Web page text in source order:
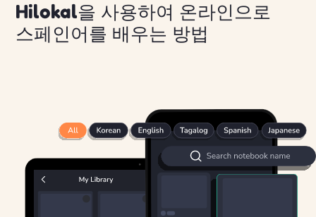
Hilokal을 사용하여 온라인으로
스페인어를 배우는 방법